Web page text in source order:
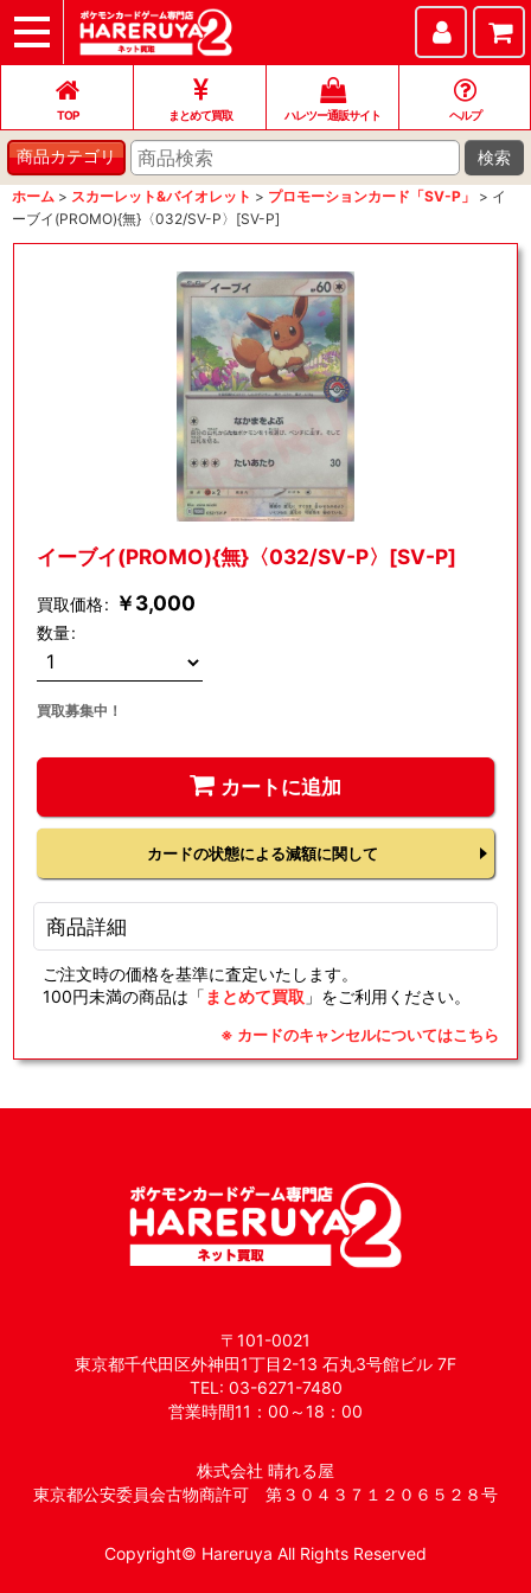
TOP
まとめて買取
ハレツー通販サイト
ヘルプ
お問い合わせ
TOP まとめて買取 ハレツー通販サイト ヘルプ
商品カテゴリ 検索
ホーム > スカーレット&バイオレット > プロモーションカード「SV-P」 > イ
ーブイ(PROMO){無}〈032/SV-P〉[SV-P]
イーブイ(PROMO){無}〈032/SV-P〉[SV-P]
買取価格: ￥3,000
数量:
買取募集中！
カートに追加
カードの状態による減額に関して
商品詳細
ご注文時の価格を基準に査定いたします。
100円未満の商品は「 まとめて買取 」をご利用ください。
※ カードのキャンセルについてはこちら
〒101-0021
東京都千代田区外神田1丁目2-13 石丸3号館ビル 7F
TEL: 03-6271-7480
営業時間11：00～18：00
株式会社 晴れる屋
東京都公安委員会古物商許可 第３０４３７１２０６５２８号
Copyright© Hareruya All Rights Reserved